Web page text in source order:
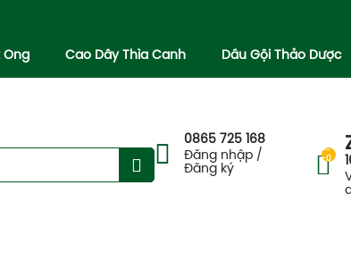
Ong Cao Dây Thìa Canh Dầu Gội Thảo Dược
0865 725 168
Đăng nhập /
Đăng ký
--
-0